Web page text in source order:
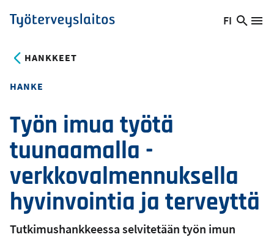
Hyppää
pääsisältöön
Työterveyslaitos
Vaihda
FI
Hae
HANKKEET
HANKE
Työn imua työtä
tuunaamalla -
verkkovalmennuksella
hyvinvointia ja terveyttä
Tutkimushankkeessa selvitetään työn imun